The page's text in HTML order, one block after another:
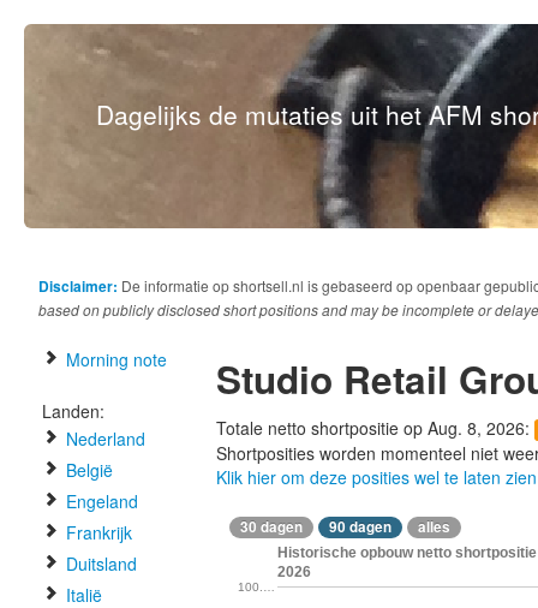
Dagelijks de mutaties uit het AFM
Disclaimer: De informatie op shortsell.nl is gebaseerd op openbaar
based on publicly disclosed short positions and may be incomplete or
Morning note
Landen:
Nederland
België
Engeland
Frankrijk
Duitsland
Italië
Studio Retail
Totale netto shortpositie op Aug. 8, 2026:
Shortposities worden momenteel niet
Klik hier om deze posities wel te laten zien
30 dagen 90 dagen alles
Historische opbouw netto
2026
100.…